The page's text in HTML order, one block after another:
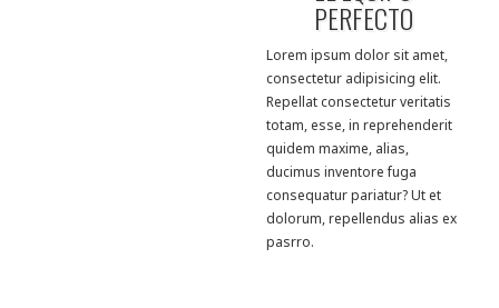
PERFECTO
Lorem ipsum dolor sit amet,
consectetur adipisicing elit.
Repellat consectetur veritatis
totam, esse, in reprehenderit
quidem maxime, alias,
ducimus inventore fuga
consequatur pariatur? Ut et
dolorum, repellendus alias ex
pasrro.